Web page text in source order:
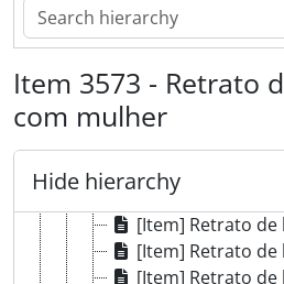
Item 3573 - Retrato
com mulher
Hide hierarchy
[Part] RETRATOS
[Part] ANIMAIS
[Series] Bombeiros
[Subseries] Quartel
[Subseries]
[Item] Retrato de
[Item] Retrato de
[Item] Retrato
[Item] Retrato
[Item] Retrato